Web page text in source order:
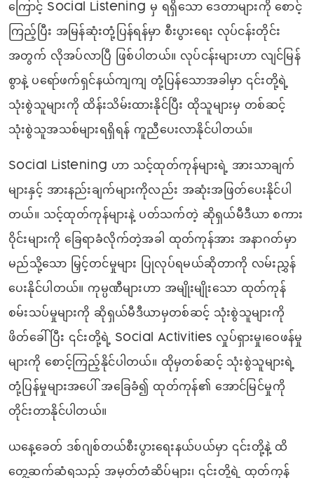
ကြောင့် Social Listening မှ ရရှိသော ဒေတာများကို စောင့်
ကြည့်ပြီး အမြန်ဆုံးတုံ့ပြန်ရန်မှာ စီးပွားရေး လုပ်ငန်းတိုင်း
အတွက် လိုအပ်လာပြီ ဖြစ်ပါတယ်။ လုပ်ငန်းများဟာ လျင်မြန်
စွာနဲ့ ပရော်ဖက်ရှင်နယ်ကျကျ တုံ့ပြန်သောအခါမှာ ၎င်းတို့ရဲ့
သုံးစွဲသူများကို ထိန်းသိမ်းထားနိုင်ပြီး ထိုသူများမှ တစ်ဆင့်
သုံးစွဲသူအသစ်များရရှိရန် ကူညီပေးလာနိုင်ပါတယ်။
Social Listening ဟာ သင့်ထုတ်ကုန်များရဲ့ အားသာချက်
များနှင့် အားနည်းချက်များကိုလည်း အဆုံးအဖြတ်ပေးနိုင်ပါ
တယ်။ သင့်ထုတ်ကုန်များနဲ့ ပတ်သက်တဲ့ ဆိုရှယ်မီဒီယာ စကား
ဝိုင်းများကို ခြေရာခံလိုက်တဲ့အခါ ထုတ်ကုန်အား အနာဂတ်မှာ
မည်သို့သော မြှင့်တင်မှုများ ပြုလုပ်ရမယ်ဆိုတာကို လမ်းညွှန်
ပေးနိုင်ပါတယ်။ ကုမ္ပဏီများဟာ အမျိုးမျိုးသော ထုတ်ကုန်
စမ်းသပ်မှုများကို ဆိုရှယ်မီဒီယာမှတစ်ဆင့် သုံးစွဲသူများကို
ဖိတ်ခေါ်ပြီး ၎င်းတို့ရဲ့ Social Activities လှုပ်ရှားမှု၊ဝေဖန်မှု
များကို စောင့်ကြည့်နိုင်ပါတယ်။ ထိုမှတစ်ဆင့် သုံးစွဲသူများရဲ့
တုံ့ပြန်မှုများအပေါ် အခြေခံ၍ ထုတ်ကုန်၏ အောင်မြင်မှုကို
တိုင်းတာနိုင်ပါတယ်။
ယနေ့ခေတ် ဒစ်ဂျစ်တယ်စီးပွားရေးနယ်ပယ်မှာ ၎င်းတို့နဲ့ ထိ
တွေ့ဆက်ဆံရသည့် အမှတ်တံဆိပ်များ၊ ၎င်းတို့ရဲ့ ထုတ်ကုန်